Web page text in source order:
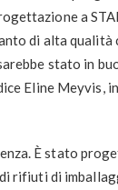
a
di alta qualità
stato in
Eline Meyvis,
È stato
rifiuti di